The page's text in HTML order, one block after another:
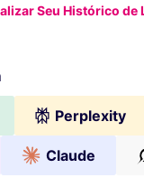
Seu Histórico de
Perplexity
Claude